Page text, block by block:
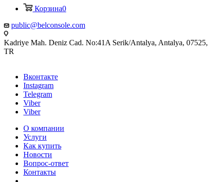
Корзина0
public@belconsole.com
Kadriye Mah. Deniz Cad. No:41A Serik/Antalya, Antalya, 07525,
TR
Вконтакте
Instagram
Telegram
Viber
Viber
О компании
Услуги
Как купить
Новости
Вопрос-ответ
Контакты